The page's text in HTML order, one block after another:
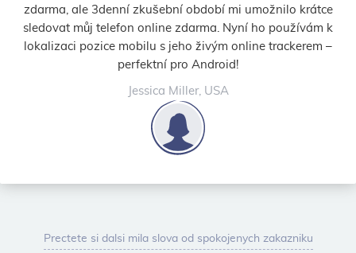
zdarma, ale 3denní zkušební období mi umožnilo krátce
sledovat můj telefon online zdarma. Nyní ho používám k
lokalizaci pozice mobilu s jeho živým online trackerem –
perfektní pro Android!
Jessica Miller, USA
Prectete si dalsi mila slova od spokojenych zakazniku